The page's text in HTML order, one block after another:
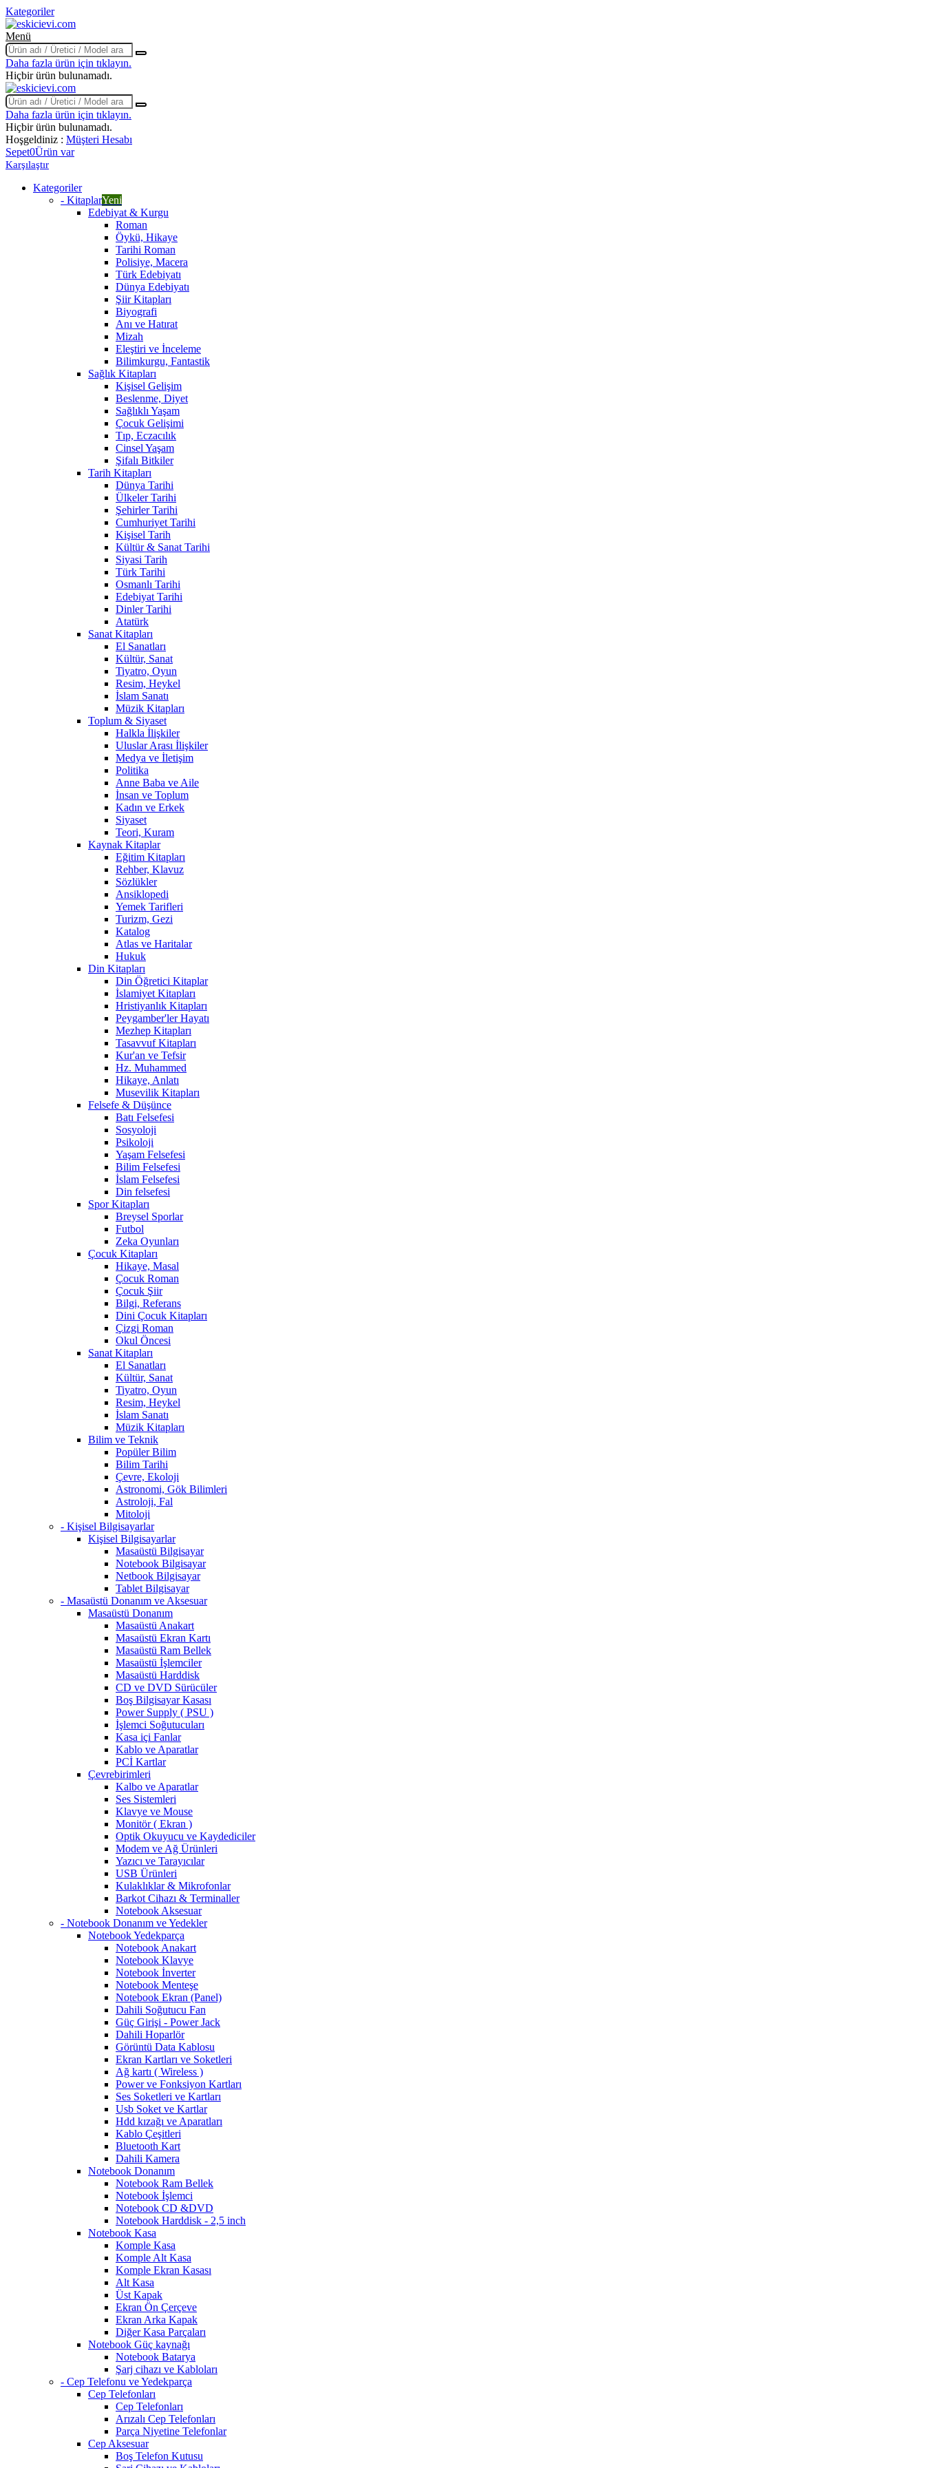
Kategoriler
Menü
Daha fazla ürün için tıklayın.
Hiçbir ürün bulunamadı.
Daha fazla ürün için tıklayın.
Hiçbir ürün bulunamadı.
Hoşgeldiniz : Müşteri Hesabı
Sepet0Ürün var
Karşılaştır
Kategoriler
- KitaplarYeni
Edebiyat & Kurgu
Roman
Öykü, Hikaye
Tarihi Roman
Polisiye, Macera
Türk Edebiyatı
Dünya Edebiyatı
Şiir Kitapları
Biyografi
Anı ve Hatırat
Mizah
Eleştiri ve İnceleme
Bilimkurgu, Fantastik
Sağlık Kitapları
Kişisel Gelişim
Beslenme, Diyet
Sağlıklı Yaşam
Çocuk Gelişimi
Tıp, Eczacılık
Cinsel Yaşam
Şifalı Bitkiler
Tarih Kitapları
Dünya Tarihi
Ülkeler Tarihi
Şehirler Tarihi
Cumhuriyet Tarihi
Kişisel Tarih
Kültür & Sanat Tarihi
Siyasi Tarih
Türk Tarihi
Osmanlı Tarihi
Edebiyat Tarihi
Dinler Tarihi
Atatürk
Sanat Kitapları
El Sanatları
Kültür, Sanat
Tiyatro, Oyun
Resim, Heykel
İslam Sanatı
Müzik Kitapları
Toplum & Siyaset
Halkla İlişkiler
Uluslar Arası İlişkiler
Medya ve İletişim
Politika
Anne Baba ve Aile
İnsan ve Toplum
Kadın ve Erkek
Siyaset
Teori, Kuram
Kaynak Kitaplar
Eğitim Kitapları
Rehber, Klavuz
Sözlükler
Ansiklopedi
Yemek Tarifleri
Turizm, Gezi
Katalog
Atlas ve Haritalar
Hukuk
Din Kitapları
Din Öğretici Kitaplar
İslamiyet Kitapları
Hristiyanlık Kitapları
Peygamber'ler Hayatı
Mezhep Kitapları
Tasavvuf Kitapları
Kur'an ve Tefsir
Hz. Muhammed
Hikaye, Anlatı
Musevilik Kitapları
Felsefe & Düşünce
Batı Felsefesi
Sosyoloji
Psikoloji
Yaşam Felsefesi
Bilim Felsefesi
İslam Felsefesi
Din felsefesi
Spor Kitapları
Breysel Sporlar
Futbol
Zeka Oyunları
Çocuk Kitapları
Hikaye, Masal
Çocuk Roman
Çocuk Şiir
Bilgi, Referans
Dini Çocuk Kitapları
Çizgi Roman
Okul Öncesi
Sanat Kitapları
El Sanatları
Kültür, Sanat
Tiyatro, Oyun
Resim, Heykel
İslam Sanatı
Müzik Kitapları
Bilim ve Teknik
Popüler Bilim
Bilim Tarihi
Çevre, Ekoloji
Astronomi, Gök Bilimleri
Astroloji, Fal
Mitoloji
- Kişisel Bilgisayarlar
Kişisel Bilgisayarlar
Masaüstü Bilgisayar
Notebook Bilgisayar
Netbook Bilgisayar
Tablet Bilgisayar
- Masaüstü Donanım ve Aksesuar
Masaüstü Donanım
Masaüstü Anakart
Masaüstü Ekran Kartı
Masaüstü Ram Bellek
Masaüstü İşlemciler
Masaüstü Harddisk
CD ve DVD Sürücüler
Boş Bilgisayar Kasası
Power Supply ( PSU )
İşlemci Soğutucuları
Kasa içi Fanlar
Kablo ve Aparatlar
PCİ Kartlar
Çevrebirimleri
Kalbo ve Aparatlar
Ses Sistemleri
Klavye ve Mouse
Monitör ( Ekran )
Optik Okuyucu ve Kaydediciler
Modem ve Ağ Ürünleri
Yazıcı ve Tarayıcılar
USB Ürünleri
Kulaklıklar & Mikrofonlar
Barkot Cihazı & Terminaller
Notebook Aksesuar
- Notebook Donanım ve Yedekler
Notebook Yedekparça
Notebook Anakart
Notebook Klavye
Notebook İnverter
Notebook Menteşe
Notebook Ekran (Panel)
Dahili Soğutucu Fan
Güç Girişi - Power Jack
Dahili Hoparlör
Görüntü Data Kablosu
Ekran Kartları ve Soketleri
Ağ kartı ( Wireless )
Power ve Fonksiyon Kartları
Ses Soketleri ve Kartları
Usb Soket ve Kartlar
Hdd kızağı ve Aparatları
Kablo Çeşitleri
Bluetooth Kart
Dahili Kamera
Notebook Donanım
Notebook Ram Bellek
Notebook İşlemci
Notebook CD &DVD
Notebook Harddisk - 2,5 inch
Notebook Kasa
Komple Kasa
Komple Alt Kasa
Komple Ekran Kasası
Alt Kasa
Üst Kapak
Ekran Ön Çerçeve
Ekran Arka Kapak
Diğer Kasa Parçaları
Notebook Güç kaynağı
Notebook Batarya
Şarj cihazı ve Kabloları
- Cep Telefonu ve Yedekparça
Cep Telefonları
Cep Telefonları
Arızalı Cep Telefonları
Parça Niyetine Telefonlar
Cep Aksesuar
Boş Telefon Kutusu